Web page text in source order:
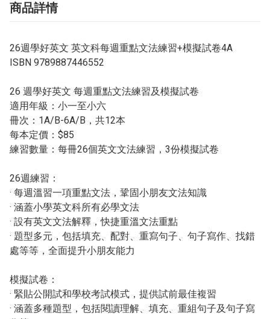
商品詳情
26週學好英文 英文科每週重點文法練習+模擬試卷4A
ISBN 9789887446552
26 週學好英文 每週重點文法練習及模擬試卷
適用年級：小一至小六
冊次：1A/B-6A/B，共12本
每本定價：$85
練習數量：每冊26個英文文法練習，3份模擬試卷
26週練習：
· 每週溫習一項重點文法，鞏固小朋友文法知識
· 涵蓋小學英文科所有必學文法
· 設有英文文法解釋，快捷重溫文法重點
· 題型多元，包括填充、配對、重寫句子、句子寫作、找錯
處等等，全面提升小朋友能力
模擬試卷：
· 緊貼公開試和學校考試模式，提供試前最佳複習
· 涵蓋多種題型，包括閱讀理解、填充、重組句子及句子寫